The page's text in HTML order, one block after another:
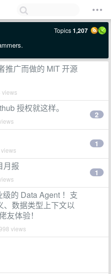
Topics1,207
推广而做的 MIT 开源
views
授权就这样。
2
1
月报
1
的 Data Agent ！支
、数据类型上下文以
友体验！
views